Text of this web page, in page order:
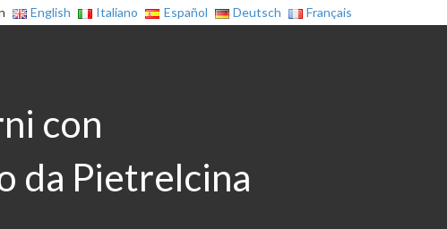
English Italiano Español Deutsch Français
con
da Pietrelcina